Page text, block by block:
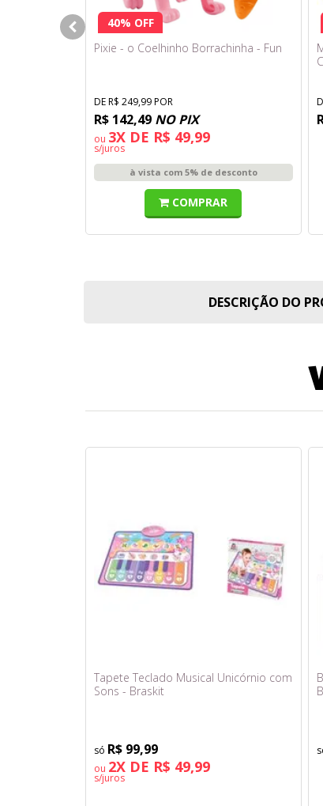
40% OFF
Pixie - o Coelhinho Borrachinha - Fun
DE R$ 249,99 POR
R$ 142,49 NO PIX
ou 3X DE R$ 49,99
s/juros
à vista com 5% de desconto
COMPRAR
DESCRIÇÃO DO
Tapete Teclado Musical Unicórnio com
Sons - Braskit
R$ 99,99
ou 2X DE R$ 49,99
s/juros